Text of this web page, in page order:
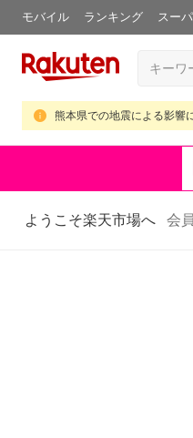
モバイル ランキング スー
熊本県での地震による影響
ようこそ楽天市場へ 会